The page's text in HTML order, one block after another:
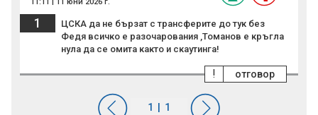
1
ЦСКА да не бързат с трансферите до тук без
Федя всичко е разочарования ,Томанов е кръгла
нула да се омита както и скаутинга!
отговор
!